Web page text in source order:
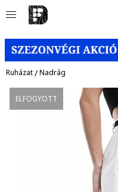
Ruházat/Nadrág
ELFOGYOTT